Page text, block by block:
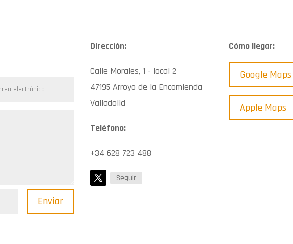
Enviar
Dirección:
Calle Morales, 1 - local 2
47195 Arroyo de la Encomienda
Valladolid
Teléfono:
+34 628 723 488
Seguir
Cómo llegar:
Google Maps
Apple Maps